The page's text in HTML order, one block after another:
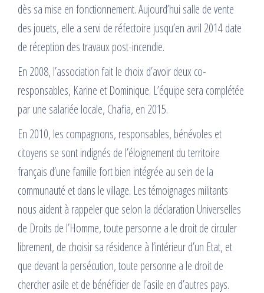
dès sa mise en fonctionnement. Aujourd’hui salle de vente
des jouets, elle a servi de réfectoire jusqu’en avril 2014 date
de réception des travaux post-incendie.
En 2008, l’association fait le choix d’avoir deux co-
responsables, Karine et Dominique. L’équipe sera complétée
par une salariée locale, Chafia, en 2015.
En 2010, les compagnons, responsables, bénévoles et
citoyens se sont indignés de l’éloignement du territoire
français d’une famille fort bien intégrée au sein de la
communauté et dans le village. Les témoignages militants
nous aident à rappeler que selon la déclaration Universelles
de Droits de l’Homme, toute personne a le droit de circuler
librement, de choisir sa résidence à l’intérieur d’un Etat, et
que devant la persécution, toute personne a le droit de
chercher asile et de bénéficier de l’asile en d’autres pays.